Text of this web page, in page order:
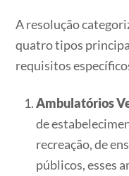
A resolução
quatro tipos
requisitos
Ambulatórios
de
recreação, de
públicos, esses